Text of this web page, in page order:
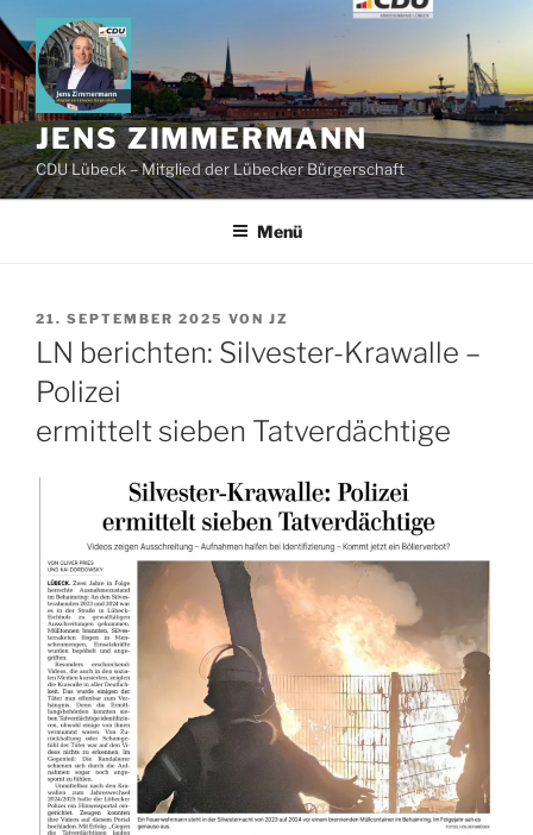
Zum
Inhalt
springen
JENS ZIMMERMANN
CDU Lübeck – Mitglied der Lübecker Bürgerschaft
Menü
VERÖFFENTLICHT
AM
21. SEPTEMBER 2025 VON JZ
LN berichten: Silvester-Krawalle –
Polizei
ermittelt sieben Tatverdächtige